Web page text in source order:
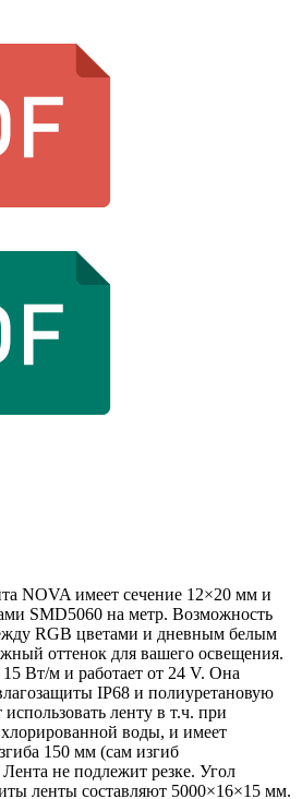
NOVA имеет сечение 12×20 мм и
SMD5060 на метр. Возможность
RGB цветами и дневным белым
оттенок для вашего освещения.
15 Вт/м и работает от 24 V. Она
IP68 и полиуретановую
ленту в т.ч. при
воды, и имеет
150 мм (сам изгиб
не подлежит резке. Угол
ленты составляют 5000×16×15 мм.